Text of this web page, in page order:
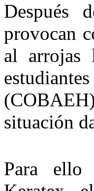
Después
provocan
al arrojas
situación
Para ello